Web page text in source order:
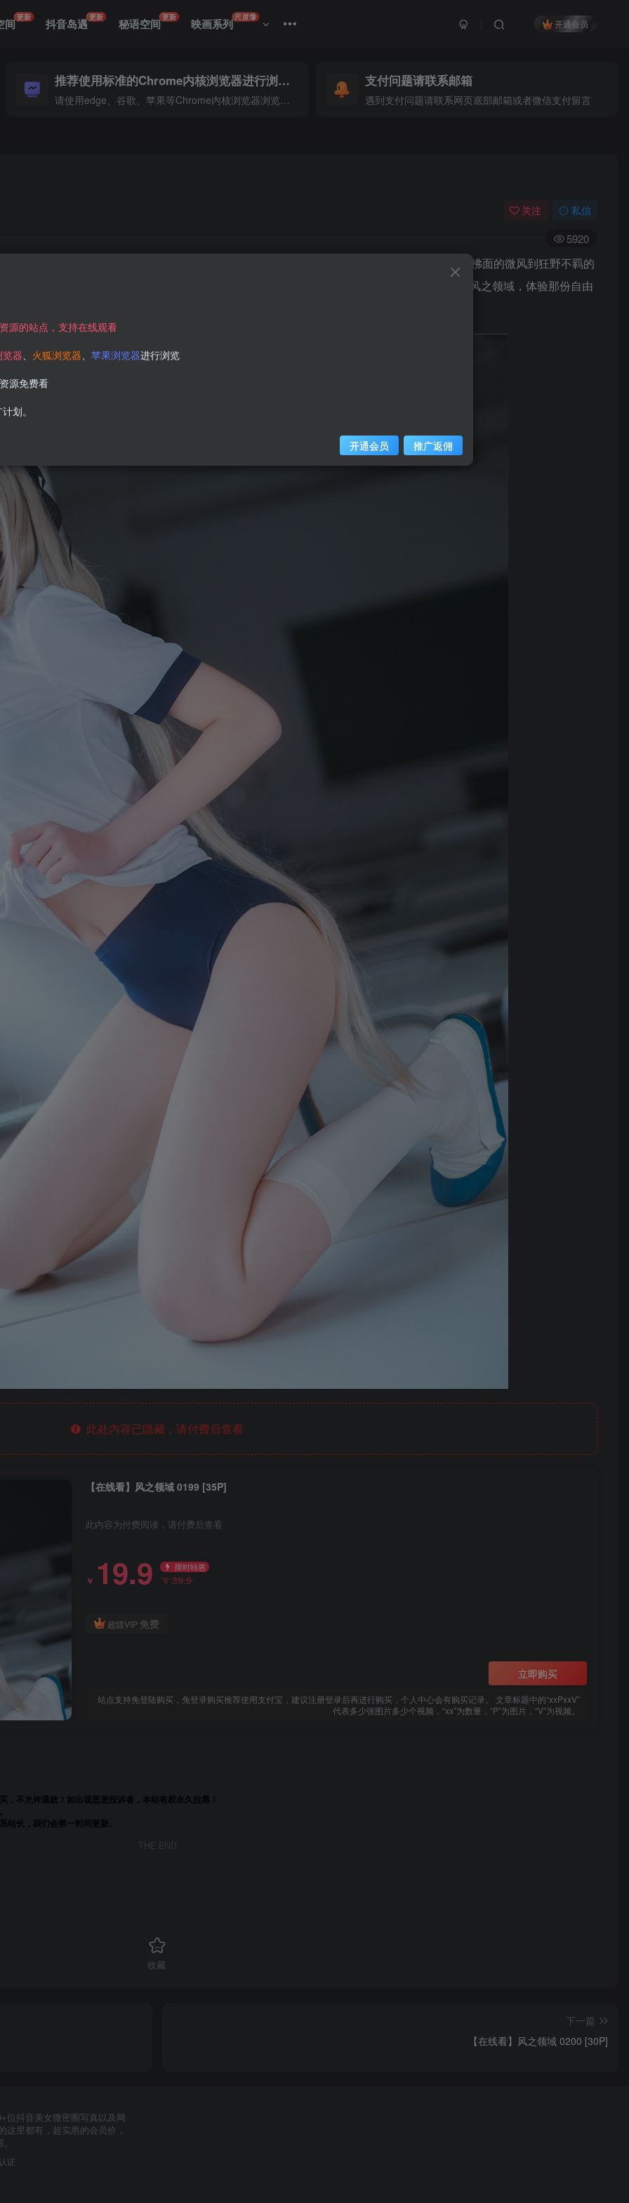
间更新 抖音岛遇更新 秘语空间更新 映画系列尺度🔞
开通会员
推荐使用标准的Chrome内核浏览器进行浏览本站
请使用edge、谷歌、苹果等Chrome内核浏览器浏览本站
支付问题请联系邮箱
遇到支付问题请联系网页底部邮箱或者微信支付留言
关注 私信
5920
待着您。本集精心收录了35张高清图片，每一帧都仿佛是大自然风之力量的定格瞬间。从轻柔拂面的微风到狂野不羁的
样性与魅力。无论是广袤草原上的风车阵列，还是山川之巅的云雾翻腾，都让人仿佛置身于风之领域，体验那份自由
此处内容已隐藏，请付费后查看
【在线看】风之领域 0199 [35P]
此内容为付费阅读，请付费后查看
￥ 19.9 限时特惠
￥39.9
超级VIP 免费
立即购买
站点支持免登陆购买，免登录购买推荐使用支付宝，建议注册登录后再进行购买，个人中心会有购买记录。 文章标题中的“xxPxxV”
代表多少张图片多少个视频，“xx”为数量，“P”为图片，“V”为视频。
不允许退款！如出现恶意投诉者，本站有权永久拉黑！
长，我们会第一时间更新。
THE END
收藏
下一篇
【在线看】风之领域 0200 [30P]
位抖音美女微密圈写真以及网
里都有，超实惠的会员价，
证
源的站点，支持在线观看
器、 火狐浏览器、 苹果浏览器进行浏览
源免费看
划。
开通会员 推广返佣